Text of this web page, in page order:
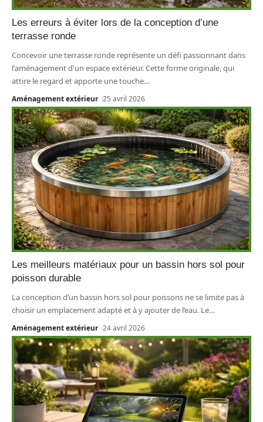
Les erreurs à éviter lors de la conception d’une
terrasse ronde
Concevoir une terrasse ronde représente un défi passionnant dans
l'aménagement d'un espace extérieur. Cette forme originale, qui
attire le regard et apporte une touche…
Aménagement extérieur 25 avril 2026
Les meilleurs matériaux pour un bassin hors sol pour
poisson durable
La conception d’un bassin hors sol pour poissons ne se limite pas à
choisir un emplacement adapté et à y ajouter de l’eau. Le…
Aménagement extérieur 24 avril 2026